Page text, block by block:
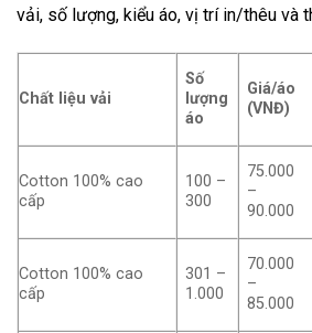
vải, số lượng, kiểu áo, vị trí in/thêu và
Chất liệu vải
Số
lượng
áo
Giá/áo
(VNĐ)
Cotton 100% cao
cấp
100 –
300
75.000
–
90.000
Cotton 100% cao
cấp
301 –
1.000
70.000
–
85.000